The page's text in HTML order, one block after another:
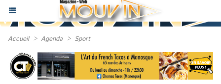
Accueil > Agenda > Sport